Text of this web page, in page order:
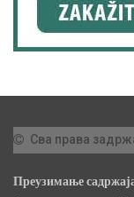
Сва права
Преузимање